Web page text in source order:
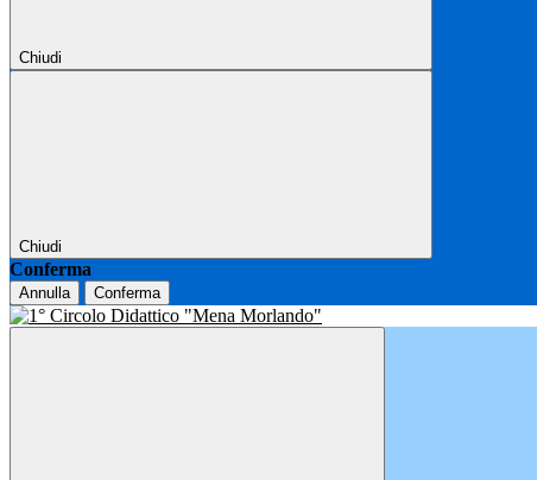
Chiudi
Chiudi
Conferma
Annulla Conferma